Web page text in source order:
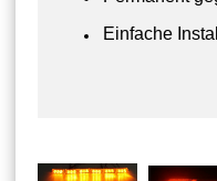
Einfache